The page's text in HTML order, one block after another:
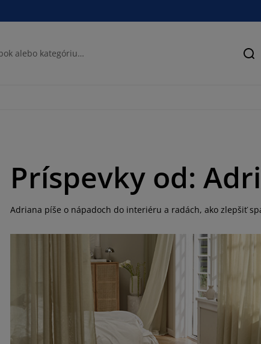
Príspevky od:
Adriana píše o nápadoch do interiéru a radách, ako zlepšiť